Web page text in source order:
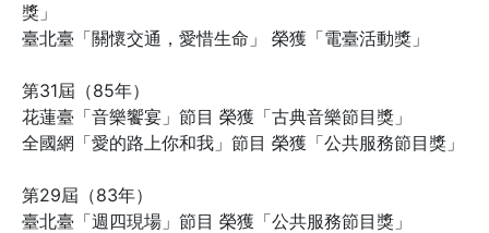
獎」
臺北臺「關懷交通，愛惜生命」 榮獲「電臺活動獎」
第31屆（85年）
花蓮臺「音樂饗宴」節目 榮獲「古典音樂節目獎」
全國網「愛的路上你和我」節目 榮獲「公共服務節目獎」
第29屆（83年）
臺北臺「週四現場」節目 榮獲「公共服務節目獎」